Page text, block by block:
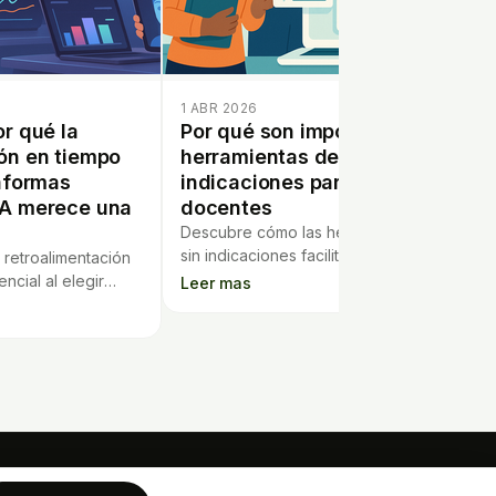
qué la
en tiempo
merece una
al elegir
1 ABR 2026
Por qué son importantes las
herramientas de IA sin
indicaciones para los
docentes
Descubre cómo las herramientas de IA
sin indicaciones facilitan la planificación
educativa y ahorran tiempo a los
Leer mas